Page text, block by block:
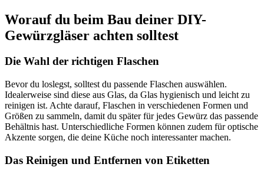
Worauf du beim Bau deiner DIY-
Gewürzgläser achten solltest
Die Wahl der richtigen Flaschen
Bevor du loslegst, solltest du passende Flaschen auswählen.
Idealerweise sind diese aus Glas, da Glas hygienisch und leicht zu
reinigen ist. Achte darauf, Flaschen in verschiedenen Formen und
Größen zu sammeln, damit du später für jedes Gewürz das passende
Behältnis hast. Unterschiedliche Formen können zudem für optische
Akzente sorgen, die deine Küche noch interessanter machen.
Das Reinigen und Entfernen von Etiketten